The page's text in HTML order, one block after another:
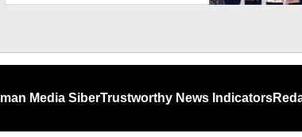
Media SiberTrustworthy News Indicators